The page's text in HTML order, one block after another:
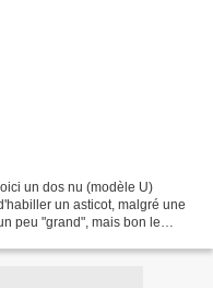
un dos nu (modèle U)
un asticot, malgré une
peu "grand", mais bon le